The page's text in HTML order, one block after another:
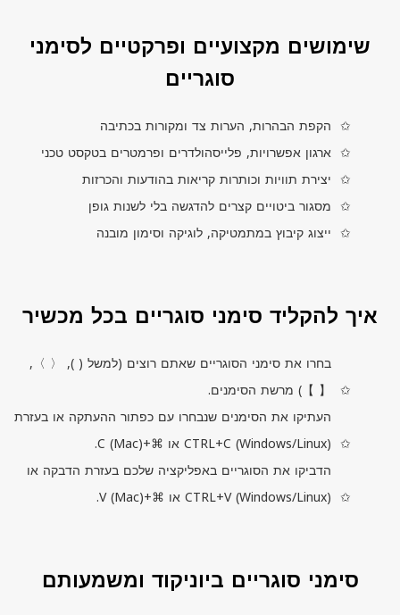
שימושים מקצועיים ופרקטיים לסימני
סוגריים
הקפת הבהרות, הערות צד ומקורות בכתיבה
ארגון אפשרויות, פלייסהולדרים ופרמטרים בטקסט טכני
יצירת תוויות וכותרות קריאות בהודעות והכרזות
מסגור ביטויים קצרים להדגשה בלי לשנות גופן
ייצוג קיבוץ במתמטיקה, לוגיקה וסימון מובנה
איך להקליד סימני סוגריים בכל מכשיר
בחרו את סימני הסוגריים שאתם רוצים (למשל ( ), 〈 〉,
【 】) מרשת הסימנים.
העתיקו את הסימנים שנבחרו עם כפתור ההעתקה או בעזרת
CTRL+C (Windows/Linux) או ⌘+ C (Mac).
הדביקו את הסוגריים באפליקציה שלכם בעזרת הדבקה או
CTRL+V(Windows/Linux) או ⌘+ V(Mac).
סימני סוגריים ביוניקוד ומשמעותם